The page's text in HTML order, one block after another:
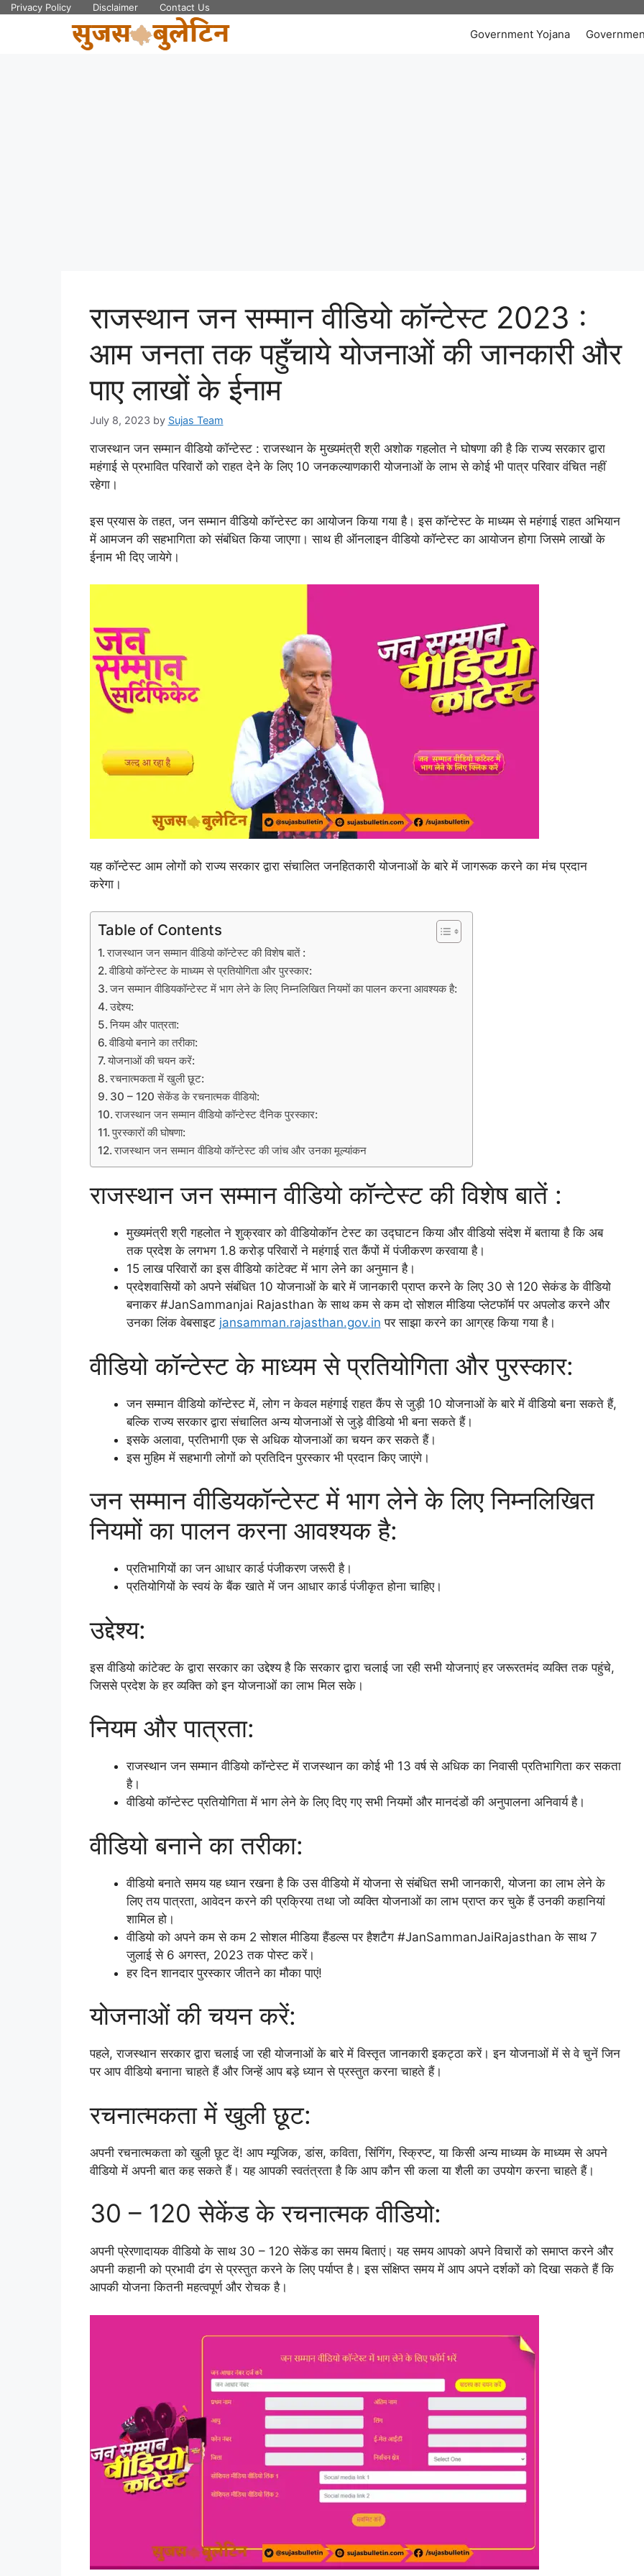
SkipPrivacy Policy Disclaimer Contact Us
Government Yojana
राजस्थान जन सम्मान वीडियो कॉन्टेस्ट 2023 :
आम जनता तक पहुँचाये योजनाओं की जानकारी और
पाए लाखों के ईनाम
July 8, 2023 by Sujas Team
राजस्थान जन सम्मान वीडियो कॉन्टेस्ट : राजस्थान के मुख्यमंत्री श्री अशोक गहलोत ने घोषणा की है कि राज्य सरकार द्वारा
महंगाई से प्रभावित परिवारों को राहत देने के लिए 10 जनकल्याणकारी योजनाओं के लाभ से कोई भी पात्र परिवार वंचित नहीं
रहेगा।
इस प्रयास के तहत, जन सम्मान वीडियो कॉन्टेस्ट का आयोजन किया गया है। इस कॉन्टेस्ट के माध्यम से महंगाई राहत अभियान
में आमजन की सहभागिता को संबंधित किया जाएगा। साथ ही ऑनलाइन वीडियो कॉन्टेस्ट का आयोजन होगा जिसमे लाखों के
ईनाम भी दिए जायेगे।
यह कॉन्टेस्ट आम लोगों को राज्य सरकार द्वारा संचालित जनहितकारी योजनाओं के बारे में जागरूक करने का मंच प्रदान
करेगा।
Table of Contents
राजस्थान जन सम्मान वीडियो कॉन्टेस्ट की विशेष बातें :
वीडियो कॉन्टेस्ट के माध्यम से प्रतियोगिता और पुरस्कार:
जन सम्मान वीडियकॉन्टेस्ट में भाग लेने के लिए निम्नलिखित नियमों का पालन करना आवश्यक है:
उद्देश्य:
नियम और पात्रता:
वीडियो बनाने का तरीका:
योजनाओं की चयन करें:
रचनात्मकता में खुली छूट:
30 – 120 सेकेंड के रचनात्मक वीडियो:
राजस्थान जन सम्मान वीडियो कॉन्टेस्ट दैनिक पुरस्कार:
पुरस्कारों की घोषणा:
राजस्थान जन सम्मान वीडियो कॉन्टेस्ट की जांच और उनका मूल्यांकन
राजस्थान जन सम्मान वीडियो कॉन्टेस्ट की विशेष बातें :
मुख्यमंत्री श्री गहलोत ने शुक्रवार को वीडियोकॉन टेस्ट का उद्घाटन किया और वीडियो संदेश में बताया है कि अब
तक प्रदेश के लगभग 1.8 करोड़ परिवारों ने महंगाई रात कैंपों में पंजीकरण करवाया है।
15 लाख परिवारों का इस वीडियो कांटेक्ट में भाग लेने का अनुमान है।
प्रदेशवासियों को अपने संबंधित 10 योजनाओं के बारे में जानकारी प्राप्त करने के लिए 30 से 120 सेकंड के वीडियो
बनाकर #JanSammanjai Rajasthan के साथ कम से कम दो सोशल मीडिया प्लेटफॉर्म पर अपलोड करने और
उनका लिंक वेबसाइट jansamman.rajasthan.gov.in पर साझा करने का आग्रह किया गया है।
वीडियो कॉन्टेस्ट के माध्यम से प्रतियोगिता और पुरस्कार:
जन सम्मान वीडियो कॉन्टेस्ट में, लोग न केवल महंगाई राहत कैंप से जुड़ी 10 योजनाओं के बारे में वीडियो बना सकते हैं,
बल्कि राज्य सरकार द्वारा संचालित अन्य योजनाओं से जुड़े वीडियो भी बना सकते हैं।
इसके अलावा, प्रतिभागी एक से अधिक योजनाओं का चयन कर सकते हैं।
इस मुहिम में सहभागी लोगों को प्रतिदिन पुरस्कार भी प्रदान किए जाएंगे।
जन सम्मान वीडियकॉन्टेस्ट में भाग लेने के लिए निम्नलिखित
नियमों का पालन करना आवश्यक है:
प्रतिभागियों का जन आधार कार्ड पंजीकरण जरूरी है।
प्रतियोगियों के स्वयं के बैंक खाते में जन आधार कार्ड पंजीकृत होना चाहिए।
उद्देश्य:
इस वीडियो कांटेक्ट के द्वारा सरकार का उद्देश्य है कि सरकार द्वारा चलाई जा रही सभी योजनाएं हर जरूरतमंद व्यक्ति तक पहुंचे,
जिससे प्रदेश के हर व्यक्ति को इन योजनाओं का लाभ मिल सके।
नियम और पात्रता:
राजस्थान जन सम्मान वीडियो कॉन्टेस्ट में राजस्थान का कोई भी 13 वर्ष से अधिक का निवासी प्रतिभागिता कर सकता
है।
वीडियो कॉन्टेस्ट प्रतियोगिता में भाग लेने के लिए दिए गए सभी नियमों और मानदंडों की अनुपालना अनिवार्य है।
वीडियो बनाने का तरीका:
वीडियो बनाते समय यह ध्यान रखना है कि उस वीडियो में योजना से संबंधित सभी जानकारी, योजना का लाभ लेने के
लिए तय पात्रता, आवेदन करने की प्रक्रिया तथा जो व्यक्ति योजनाओं का लाभ प्राप्त कर चुके हैं उनकी कहानियां
शामिल हो।
वीडियो को अपने कम से कम 2 सोशल मीडिया हैंडल्स पर हैशटैग #JanSammanJaiRajasthan के साथ 7
जुलाई से 6 अगस्त, 2023 तक पोस्ट करें।
हर दिन शानदार पुरस्कार जीतने का मौका पाएं!
योजनाओं की चयन करें:
पहले, राजस्थान सरकार द्वारा चलाई जा रही योजनाओं के बारे में विस्तृत जानकारी इकट्ठा करें। इन योजनाओं में से वे चुनें जिन
पर आप वीडियो बनाना चाहते हैं और जिन्हें आप बड़े ध्यान से प्रस्तुत करना चाहते हैं।
रचनात्मकता में खुली छूट:
अपनी रचनात्मकता को खुली छूट दें! आप म्यूजिक, डांस, कविता, सिंगिंग, स्क्रिप्ट, या किसी अन्य माध्यम के माध्यम से अपने
वीडियो में अपनी बात कह सकते हैं। यह आपकी स्वतंत्रता है कि आप कौन सी कला या शैली का उपयोग करना चाहते हैं।
30 – 120 सेकेंड के रचनात्मक वीडियो:
अपनी प्रेरणादायक वीडियो के साथ 30 – 120 सेकेंड का समय बिताएं। यह समय आपको अपने विचारों को समाप्त करने और
अपनी कहानी को प्रभावी ढंग से प्रस्तुत करने के लिए पर्याप्त है। इस संक्षिप्त समय में आप अपने दर्शकों को दिखा सकते हैं कि
आपकी योजना कितनी महत्वपूर्ण और रोचक है।